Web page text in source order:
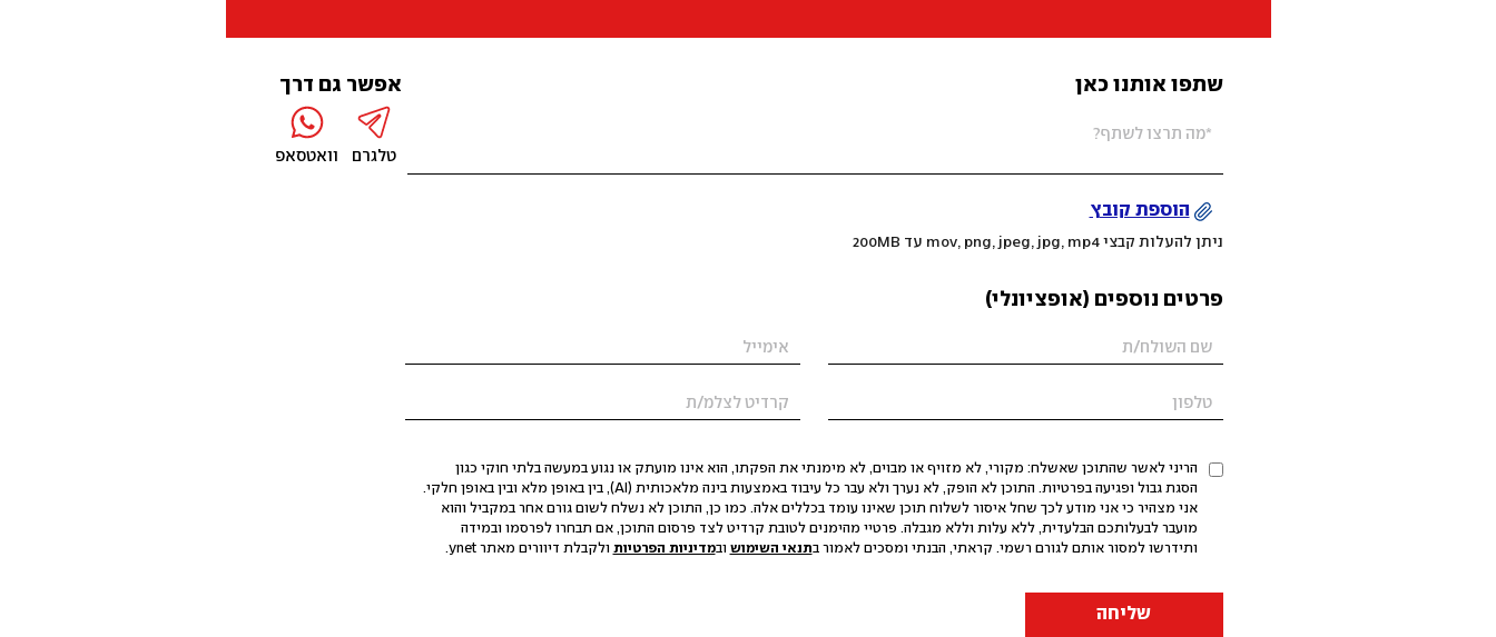
שתפו אותנו כאן
הוספת קובץ
ניתן להעלות קבצי mov, png, jpeg, jpg, mp4 עד 200MB
פרטים נוספים (אופציונלי)
הריני לאשר שהתוכן שאשלח: מקורי, לא מזויף או מבוים, לא מימנתי את הפקתו, הוא אינו מועתק או נגוע במעשה בלתי חוקי כגון
הסגת גבול ופגיעה בפרטיות. התוכן לא הופק, לא נערך ולא עבר כל עיבוד באמצעות בינה מלאכותית (AI), בין באופן מלא ובין באופן חלקי.
אני מצהיר כי אני מודע לכך שחל איסור לשלוח תוכן שאינו עומד בכללים אלה. כמו כן, התוכן לא נשלח לשום גורם אחר במקביל והוא
מועבר לבעלותכם הבלעדית, ללא עלות וללא מגבלה. פרטיי מהימנים לטובת קרדיט לצד פרסום התוכן, אם תבחרו לפרסמו ובמידה
ותידרשו למסור אותם לגורם רשמי. קראתי, הבנתי ומסכים לאמור בתנאי השימוש ובמדיניות הפרטיות ולקבלת דיוורים מאתר ynet.
שליחה
אפשר גם דרך
טלגרם וואטסאפ